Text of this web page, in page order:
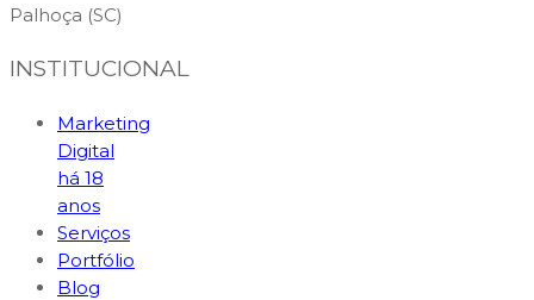
Palhoça (SC)
INSTITUCIONAL
Marketing
Digital
há 18
anos
Serviços
Portfólio
Blog